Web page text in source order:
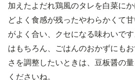
加えたよだれ鶏風のタレを白菜に
どよく食感が残ったやわらかくて
がよく合い、クセになる味わいで
はもちろん、ごはんのおかずにも
さを調整したいときは、豆板醤の
くださいね。